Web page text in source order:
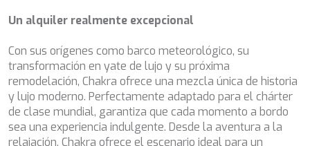
Un alquiler realmente excepcional
Con sus orígenes como barco meteorológico, su
transformación en yate de lujo y su próxima
remodelación, Chakra ofrece una mezcla única de historia
y lujo moderno. Perfectamente adaptado para el chárter
de clase mundial, garantiza que cada momento a bordo
sea una experiencia indulgente. Desde la aventura a la
relajación, Chakra ofrece el escenario ideal para un
ECCE NAVIGO
ELVI
ENDLESS HORIZON
EOLIA
ESMA SULTAN
ESMERALDA OF THE SEAS
ETERNAL SPARK
ETERNITY